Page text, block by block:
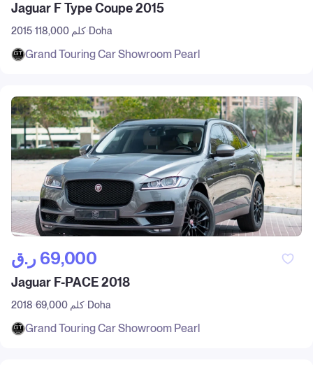
Jaguar F Type Coupe 2015
2015 118,000 كلم Doha
Grand Touring Car Showroom Pearl
ر.ق‎ 69,000
Jaguar F-PACE 2018
2018 69,000 كلم Doha
Grand Touring Car Showroom Pearl